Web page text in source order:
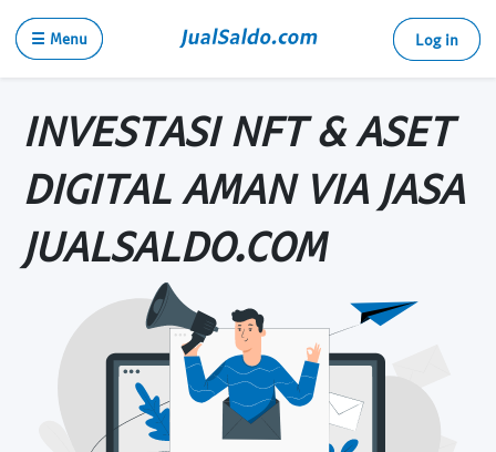
☰ Menu Log in
INVESTASI NFT & ASET
DIGITAL AMAN VIA JASA
JUALSALDO.COM